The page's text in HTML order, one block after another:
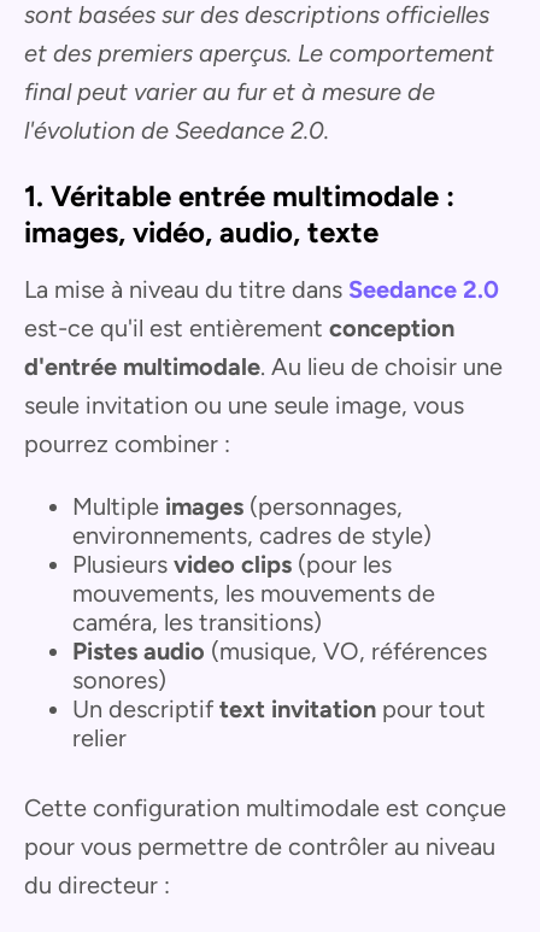
sont basées sur des descriptions officielles
et des premiers aperçus. Le comportement
final peut varier au fur et à mesure de
l'évolution de Seedance 2.0.
1. Véritable entrée multimodale :
images, vidéo, audio, texte
La mise à niveau du titre dans Seedance 2.0
est-ce qu'il est entièrement conception
d'entrée multimodale. Au lieu de choisir une
seule invitation ou une seule image, vous
pourrez combiner :
Multiple images (personnages,
environnements, cadres de style)
Plusieurs video clips (pour les
mouvements, les mouvements de
caméra, les transitions)
Pistes audio (musique, VO, références
sonores)
Un descriptif text invitation pour tout
relier
Cette configuration multimodale est conçue
pour vous permettre de contrôler au niveau
du directeur :